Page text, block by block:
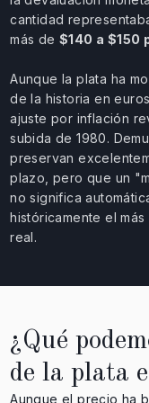
cantidad
más de $140 a $150
Aunque la plata ha
de la historia en
ajuste por inflación
subida de 1980.
preservan
plazo, pero que un
no significa
históricamente el
real.
¿Qué
de la plata
Aunque el precio ha